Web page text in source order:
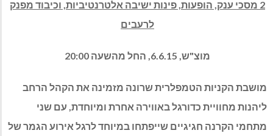
2 מסכי ענק, הופעות, פינות ישיבה אלטרנטיביות, וכיבוד מפנק
לרעבים
מוצ"ש, 6.6.15, החל מהשעה 20:00
מושבת הקניות הטמפלרית שרונה מזמינה את הקהל הרחב
ליהנות מחוויית כדורגל באווירה אחרת ומיוחדת, עם שני
מתחמי הקרנה חגיגיים שייפתחו במיוחד לרגל אירוע הגמר של